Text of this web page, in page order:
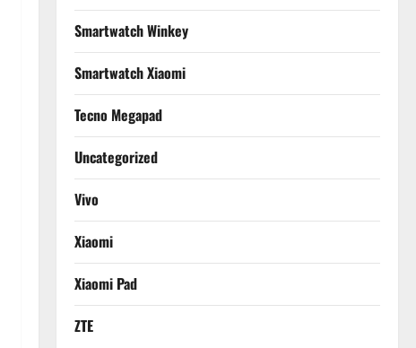
Smartwatch Winkey
Smartwatch Xiaomi
Tecno Megapad
Uncategorized
Vivo
Xiaomi
Xiaomi Pad
ZTE